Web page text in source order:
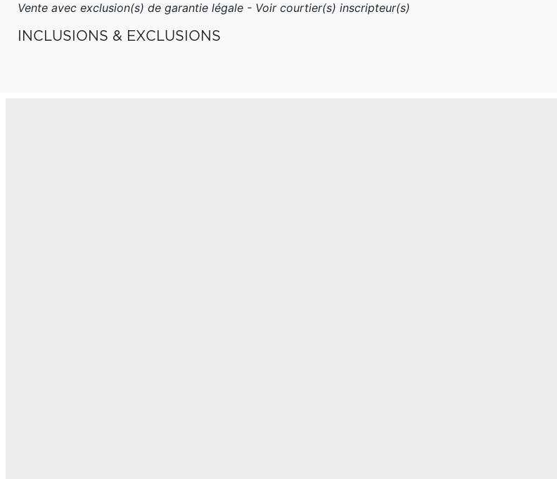
Vente avec exclusion(s) de garantie légale - Voir courtier(s) inscripteur(s)
INCLUSIONS & EXCLUSIONS